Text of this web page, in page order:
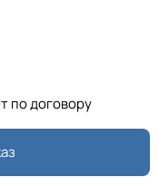
по договору